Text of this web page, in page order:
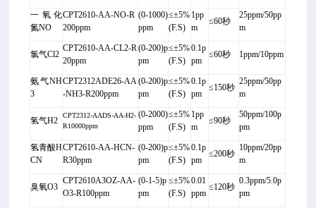
一氧化
氮NO
CPT2610-AA-NO-R
200ppm
(0-1000)
ppm
≤±5%
(F.S)
1pp
m
≤60秒
25ppm/50pp
m
氯气Cl2
CPT2610-AA-CL2-R
20ppm
(0-200)p
pm
≤±5%
(F.S)
0.1p
pm
≤60秒 1ppm/10ppm
氨气NH
3
CPT2312ADE26-AA
-NH3-R200ppm
(0-200)p
pm
≤±5%
(F.S)
0.1p
pm
≤150秒
25ppm/50pp
m
氢气H2
CPT2312-AADS-AA-H2-
R10000ppm
(0-2000)
ppm
≤±5%
(F.S)
1pp
m
≤90秒
50ppm/100p
pm
氢青酸H
CN
CPT2610-AA-HCN-
R30ppm
(0-200)p
pm
≤±5%
(F.S)
0.1p
pm
≤200秒
10ppm/20pp
m
臭氧O3
CPT2610A3OZ-AA-
O3-R100ppm
(0-1-5)p
pm
≤±5%
(F.S)
0.01
ppm
≤120秒
0.3ppm/5.0p
pm